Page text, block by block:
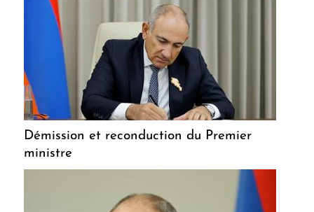
Démission et reconduction du Premier
ministre